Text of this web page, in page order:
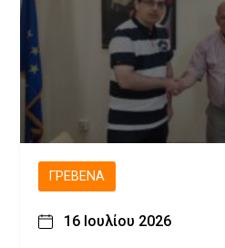
ΓΡΕΒΕΝΆ
16 Ιουλίου 2026